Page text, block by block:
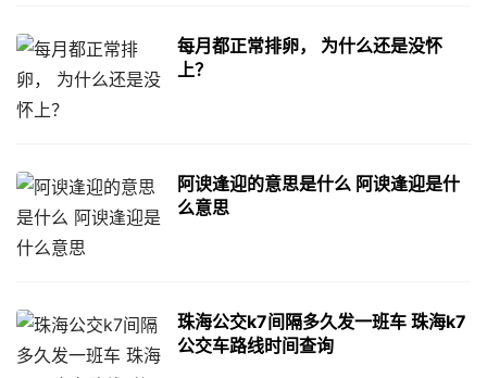
每月都正常排卵， 为什么还是没怀
上？
阿谀逢迎的意思是什么 阿谀逢迎是什
么意思
珠海公交k7间隔多久发一班车 珠海k7
公交车路线时间查询